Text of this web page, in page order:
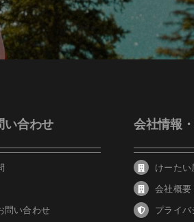
い合わせ
問い合わせ
会社情報
けーたい
会社概要
プライバ